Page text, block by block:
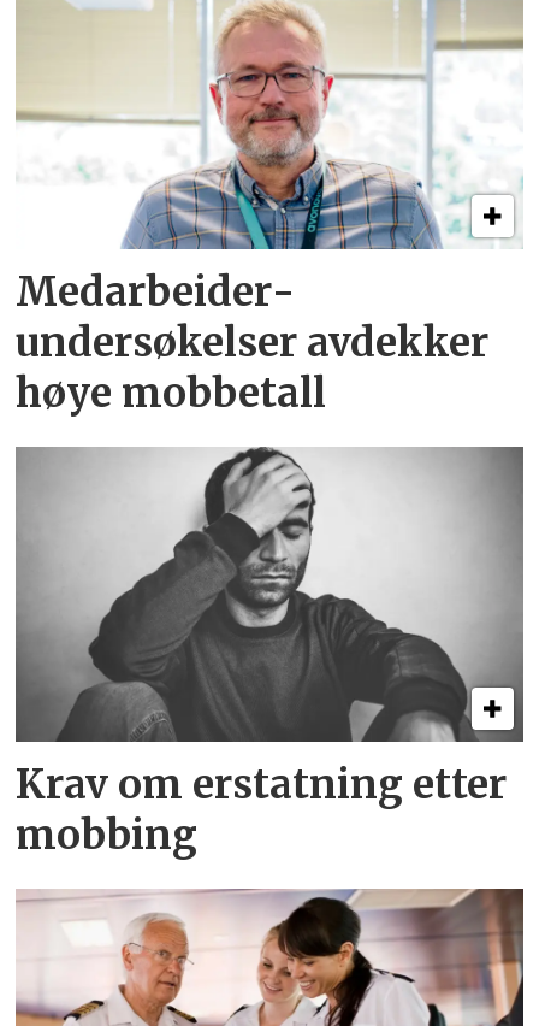
Medarbeider­
undersøkelser avdekker
høye mobbetall
Krav om erstatning etter
mobbing